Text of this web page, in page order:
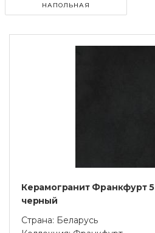
НАПОЛЬНАЯ
Керамогранит Франкфурт
черный
Страна: Беларусь